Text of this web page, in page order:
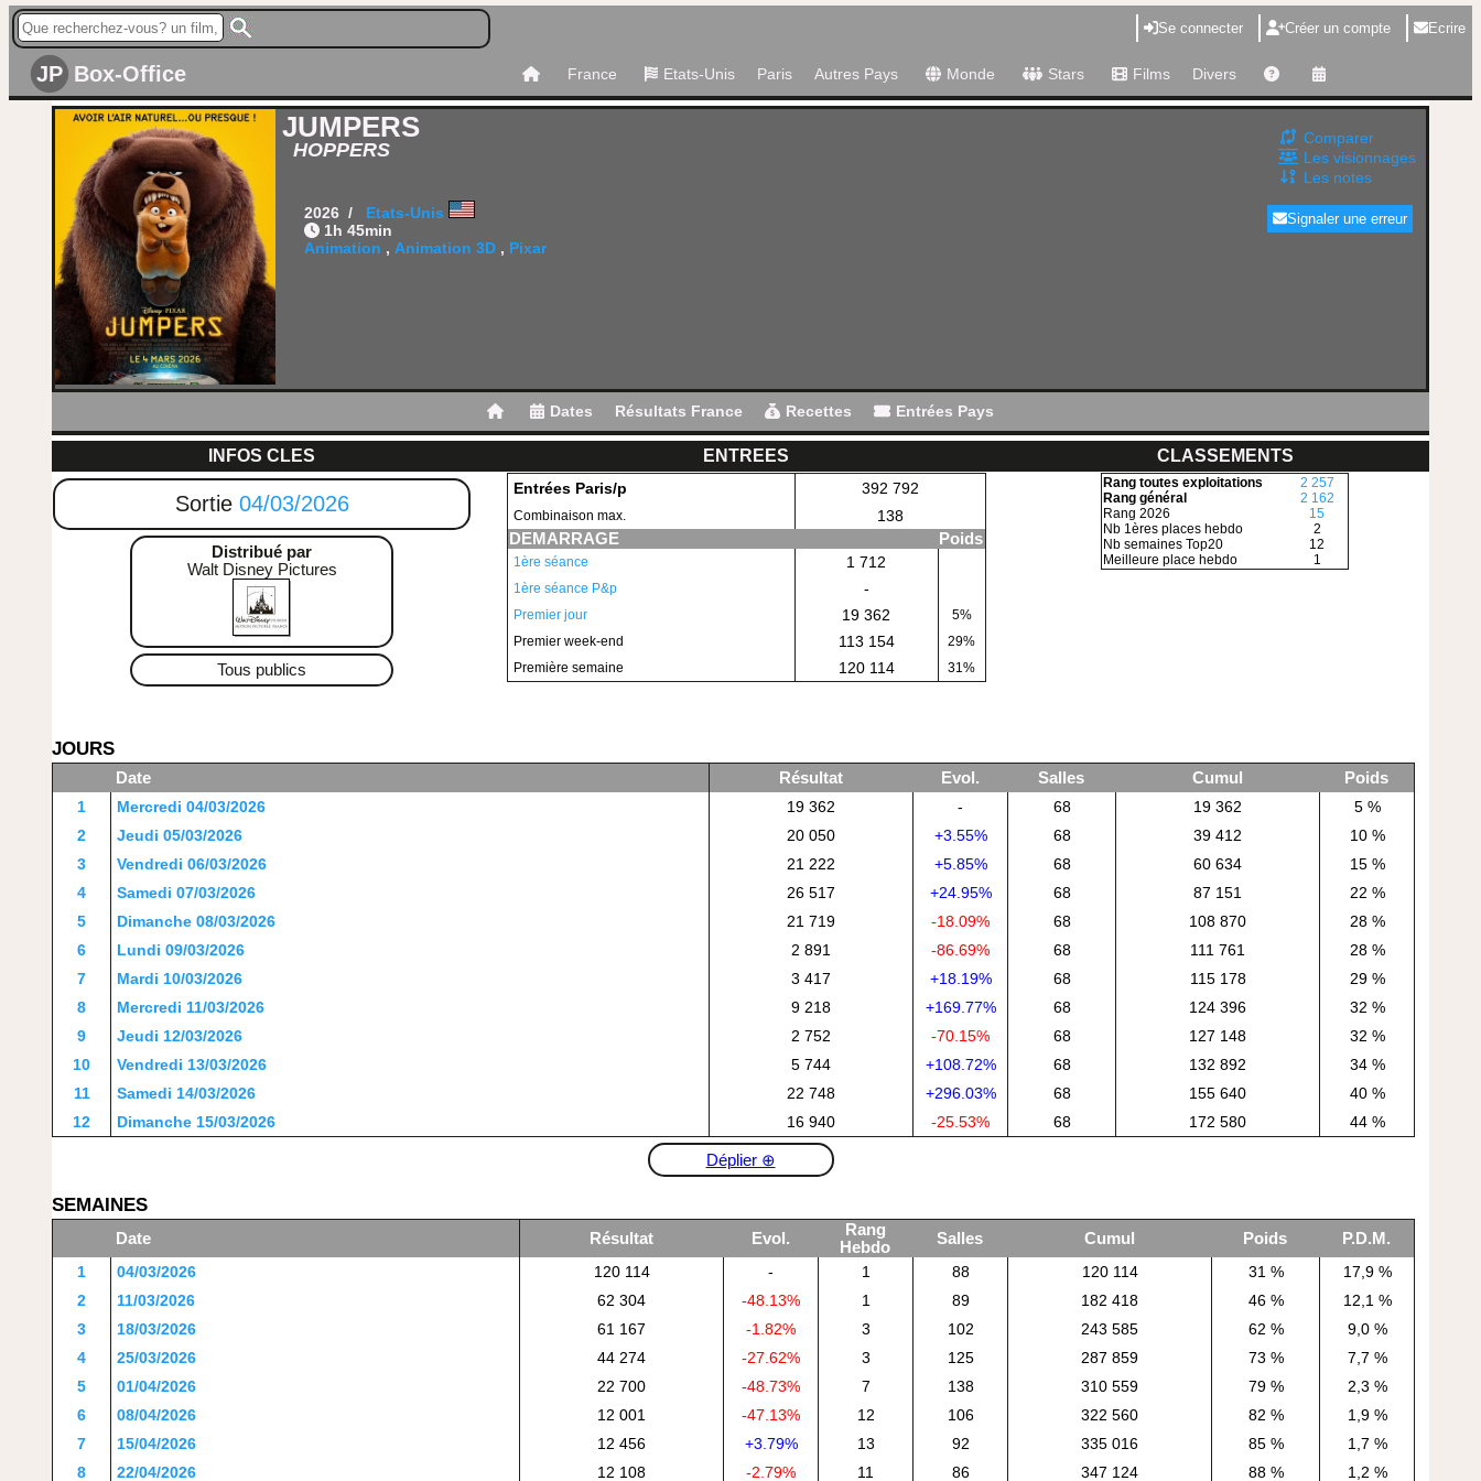
Se connecter Créer un compte Ecrire
JP Box-Office France Etats-Unis Paris Autres Pays Monde Stars Films Divers
JUMPERS
HOPPERS
2026 / Etats-Unis
1h 45min
Animation , Animation 3D , Pixar
Comparer
Les visionnages
Les notes
Signaler une erreur
Dates Résultats France Recettes Entrées Pays
INFOS CLES ENTREES CLASSEMENTS
Sortie 04/03/2026
Distribué par
Walt Disney Pictures
Tous publics
Entrées Paris/p 392 792
Combinaison max.
138
DEMARRAGE
Poids
1ère séance 1 712
1ère séance P&p -
Premier jour 19 362
5%
Premier week-end
113 154
29%
Première semaine
120 114 31%
Rang toutes exploitations
Rang général
Rang 2026
Nb 1ères places hebdo
Nb semaines Top20
Meilleure place hebdo
2 257
2 162
15
2
12
1
JOURS
Date Résultat Evol. Salles Cumul
Poids
1
Mercredi 04/03/2026 19 362 - 68 19 362
5 %
2
Jeudi 05/03/2026 20 050 +3.55% 68 39 412
10 %
3
Vendredi 06/03/2026 21 222 +5.85% 68 60 634
15 %
4
Samedi 07/03/2026 26 517 +24.95% 68 87 151
22 %
5
Dimanche 08/03/2026 21 719 -18.09% 68 108 870
28 %
6
Lundi 09/03/2026 2 891 -86.69% 68 111 761
28 %
7
Mardi 10/03/2026 3 417 +18.19% 68 115 178
29 %
8
Mercredi 11/03/2026 9 218 +169.77% 68 124 396
32 %
9
Jeudi 12/03/2026 2 752 -70.15% 68 127 148
32 %
10
Vendredi 13/03/2026 5 744 +108.72% 68 132 892
34 %
11
Samedi 14/03/2026 22 748 +296.03% 68 155 640
40 %
12
Dimanche 15/03/2026 16 940 -25.53% 68 172 580 44 %
Déplier ⊕
SEMAINES
Date Résultat Evol.
Rang
Hebdo
Salles Cumul Poids
P.D.M.
1
04/03/2026 120 114 - 1 88 120 114 31 %
17,9 %
2
11/03/2026 62 304 -48.13% 1 89 182 418 46 %
12,1 %
3
18/03/2026 61 167 -1.82% 3 102 243 585 62 %
9,0 %
4
25/03/2026 44 274 -27.62% 3 125 287 859 73 %
7,7 %
5
01/04/2026 22 700 -48.73% 7 138 310 559 79 %
2,3 %
6
08/04/2026 12 001 -47.13% 12 106 322 560 82 %
1,9 %
7
15/04/2026 12 456 +3.79% 13 92 335 016 85 %
1,7 %
8
22/04/2026 12 108 -2.79% 11 86 347 124 88 % 1,2 %